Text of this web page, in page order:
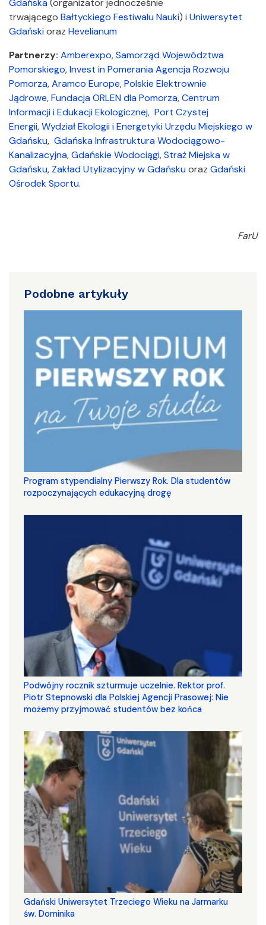
Gdańska(organizator jednocześnie
trwającego Bałtyckiego Festiwalu Nauki) i Uniwersytet
Gdańskioraz Hevelianum
Partnerzy: Amberexpo,Samorząd Województwa
Pomorskiego,Invest in PomeraniaAgencja Rozwoju
Pomorza,Aramco Europe,Polskie Elektrownie
Jądrowe,Fundacja ORLEN dla Pomorza,Centrum
Informacji i Edukacji Ekologicznej, Port Czystej
Energii,Wydział Ekologii i Energetyki Urzędu Miejskiego w
Gdańsku, Gdańska Infrastruktura Wodociągowo-
Kanalizacyjna,Gdańskie Wodociągi,Straż Miejska w
Gdańsku, Zakład Utylizacyjny w Gdańskuoraz Gdański
Ośrodek Sportu.
FarU
Podobne artykuły
Program stypendialny Pierwszy Rok. Dla studentów
rozpoczynających edukacyjną drogę
Podwójny rocznik szturmuje uczelnie. Rektor prof.
Piotr Stepnowski dla Polskiej Agencji Prasowej: Nie
możemy przyjmować studentów bez końca
Gdański Uniwersytet Trzeciego Wieku na Jarmarku
św. Dominika